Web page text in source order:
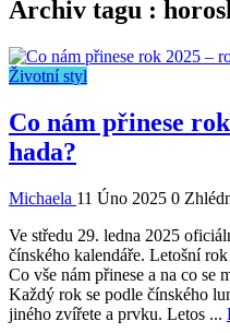
Archiv tagu :
Životní styl
Co nám přinese
hada?
Michaela 11 Úno 2025 0
Ve středu 29. ledna 2025
čínského kalendáře. Letošní
Co vše nám přinese a na co se
Každý rok se podle čínského
jiného zvířete a prvku. Letos ...